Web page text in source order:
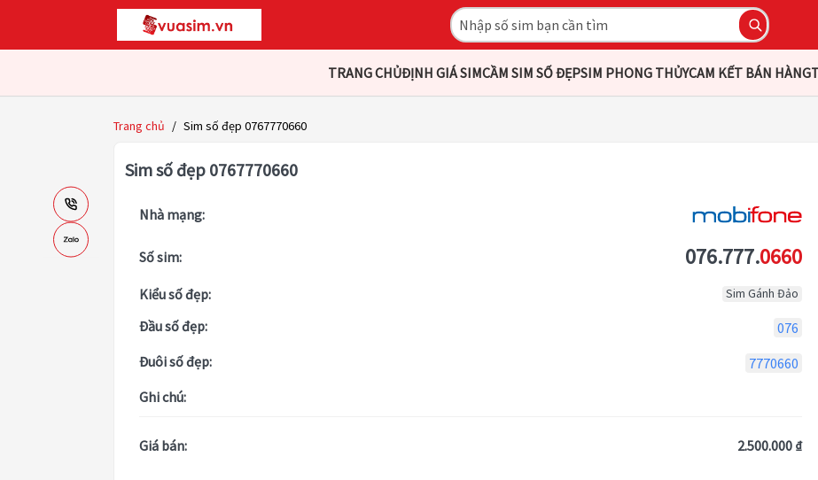
TRANG CHỦĐỊNH GIÁ SIMCẦM SIM SỐ ĐẸPSIM PHONG THỦYCAM KẾT BÁN HÀNG
Trang chủ / Sim số đẹp 0767770660
Sim số đẹp 0767770660
Nhà mạng:
Số sim: 076.777.0660
Kiểu số đẹp: Sim Gánh Đảo
Đầu số đẹp:
076
Đuôi số đẹp:
7770660
Ghi chú:
Giá bán: 2.500.000 ₫